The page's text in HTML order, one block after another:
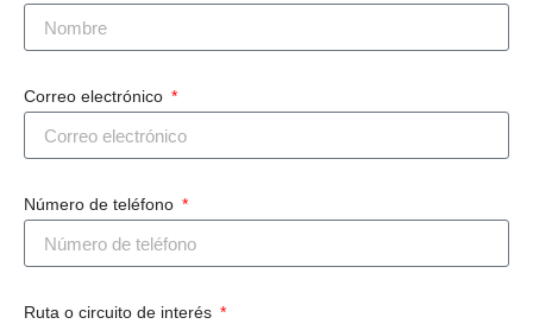
Correo electrónico
Número de teléfono
Ruta o circuito de interés